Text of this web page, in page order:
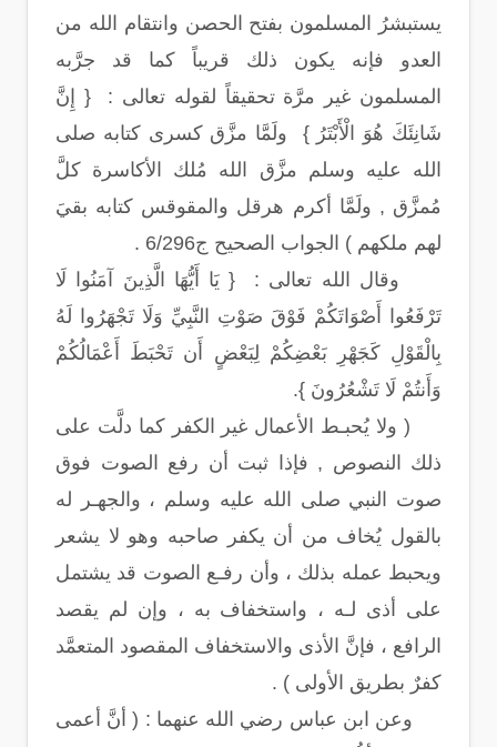
يستبشرُ المسلمون بفتح الحصن وانتقام الله من
العدو فإنه يكون ذلك قريباً كما قد جرَّبه
المسلمون غير مرَّة تحقيقاً لقوله تعالى : { إِنَّ
شَانِئَكَ هُوَ الْأَبْتَرُ } ولَمَّا مزَّق كسرى كتابه صلى
الله عليه وسلم مزَّق الله مُلك الأكاسرة كلَّ
مُمزَّق , ولَمَّا أكرم هرقل والمقوقس كتابه بقيَ
لهم ملكهم ) الجواب الصحيح ج6/296 .
وقال الله تعالى : { يَا أَيُّهَا الَّذِينَ آمَنُوا لَا
تَرْفَعُوا أَصْوَاتَكُمْ فَوْقَ صَوْتِ النَّبِيِّ وَلَا تَجْهَرُوا لَهُ
بِالْقَوْلِ كَجَهْرِ بَعْضِكُمْ لِبَعْضٍ أَن تَحْبَطَ أَعْمَالُكُمْ
وَأَنتُمْ لَا تَشْعُرُونَ }.
( ولا يُحبـط الأعمال غير الكفر كما دلَّت على
ذلك النصوص , فإذا ثبت أن رفع الصوت فوق
صوت النبي صلى الله عليه وسلم ، والجهـر له
بالقول يُخاف من أن يكفر صاحبه وهو لا يشعر
ويحبط عمله بذلك ، وأن رفـع الصوت قد يشتمل
على أذى لـه ، واستخفاف به ، وإن لم يقصد
الرافع ، فإنَّ الأذى والاستخفاف المقصود المتعمَّد
كفرٌ بطريق الأولى ) .
وعن ابن عباس رضي الله عنهما : ( أنَّ أعمى